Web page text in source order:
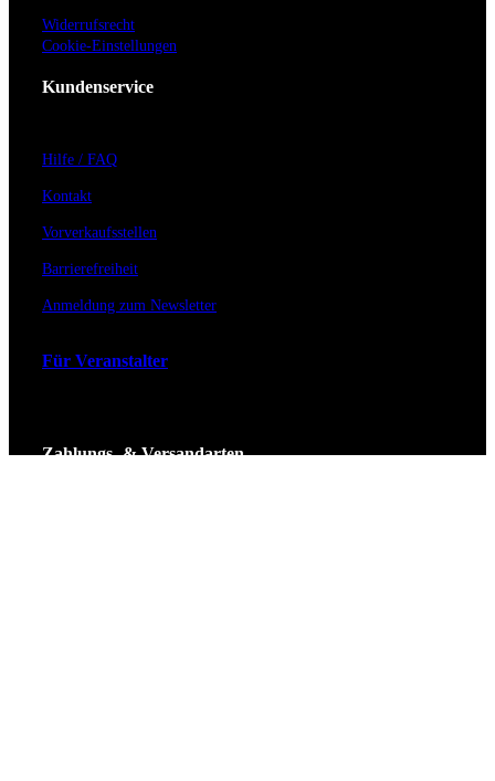
Widerrufsrecht
Cookie-Einstellungen
Kundenservice
Hilfe / FAQ
Kontakt
Vorverkaufsstellen
Barrierefreiheit
Anmeldung zum Newsletter
Für Veranstalter
Zahlungs- & Versandarten